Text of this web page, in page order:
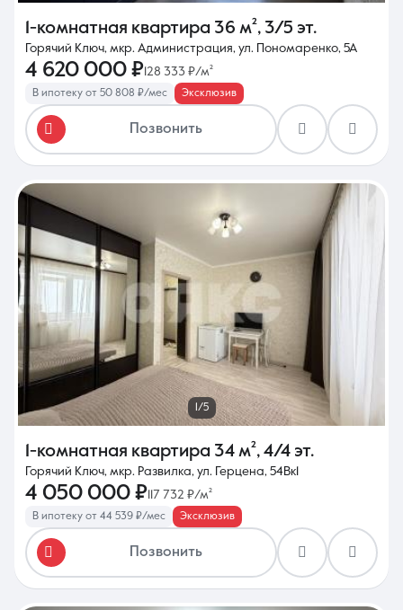
1-комнатная квартира 36 м², 3/5 эт.
Горячий Ключ, мкр. Администрация, ул. Пономаренко, 5А
4 620 000 ₽ 128 333 ₽/м²
В ипотеку от 50 808 ₽/мес Эксклюзив
Позвонить
1/5
1-комнатная квартира 34 м², 4/4 эт.
Горячий Ключ, мкр. Развилка, ул. Герцена, 54Вк1
4 050 000 ₽117 732 ₽/м²
В ипотеку от 44 539 ₽/мес Эксклюзив
Позвонить